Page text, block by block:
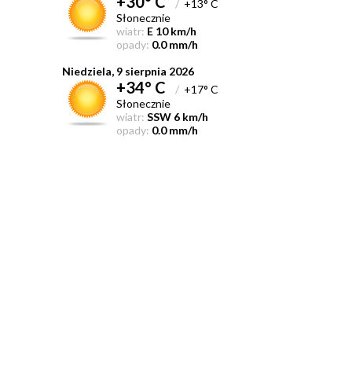
/+13° C
Słonecznie
wiatr: E 10 km/h
opady: 0.0 mm/h
Niedziela, 9 sierpnia 2026
+34° C /+17° C
Słonecznie
wiatr: SSW 6 km/h
opady: 0.0 mm/h